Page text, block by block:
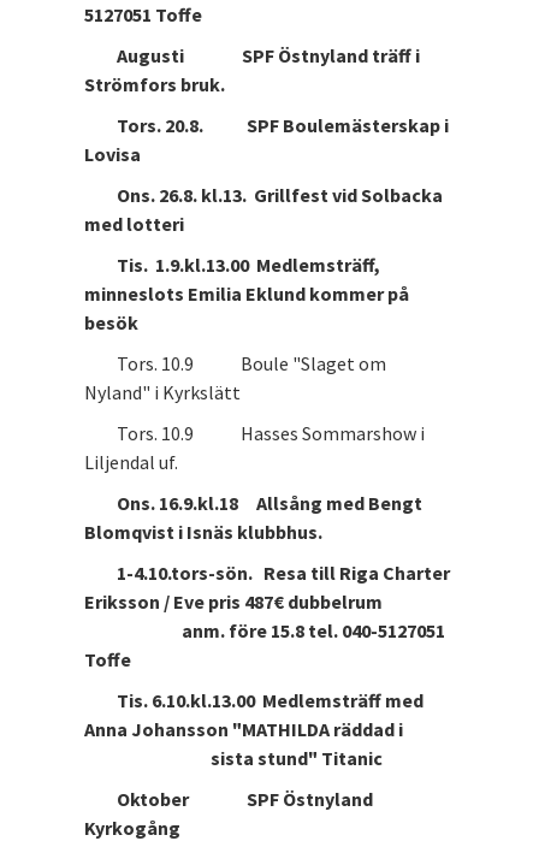
5127051 Toffe
Augusti SPF Östnyland träff i
Strömfors bruk.
Tors. 20.8. SPF Boulemästerskap i
Lovisa
Ons. 26.8. kl.13. Grillfest vid Solbacka
med lotteri
Tis. 1.9.kl.13.00 Medlemsträff,
minneslots Emilia Eklund kommer på
besök
Tors. 10.9 Boule "Slaget om
Nyland" i Kyrkslätt
Tors. 10.9 Hasses Sommarshow i
Liljendal uf.
Ons. 16.9.kl.18 Allsång med Bengt
Blomqvist i Isnäs klubbhus.
1-4.10.tors-sön. Resa till Riga Charter
Eriksson / Eve pris 487€ dubbelrum
anm. före 15.8 tel. 040-5127051
Toffe
Tis. 6.10.kl.13.00 Medlemsträff med
Anna Johansson "MATHILDA räddad i
sista stund" Titanic
Oktober SPF Östnyland
Kyrkogång